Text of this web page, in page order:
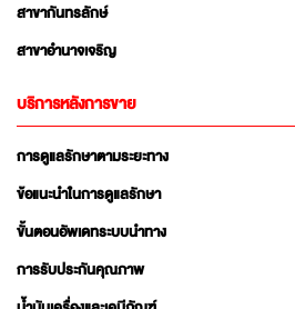
สาขากันทรลักษ์
สาขาอำนาจเจริญ
บริการหลังการขาย
การดูแลรักษาตามระยะทาง
ข้อแนะนำในการดูแลรักษา
ขั้นตอนอัพเดทระบบนำทาง
การรับประกันคุณภาพ